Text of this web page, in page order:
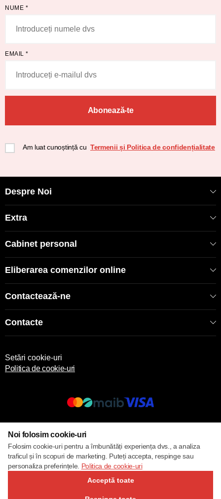
NUME *
EMAIL *
Abonează-te
Am luat cunoștință cu Termenii și Politica de confidențialitate
Despre Noi
Extra
Cabinet personal
Eliberarea comenzilor online
Contactează-ne
Contacte
Setări cookie-uri
Politica de cookie-uri
Noi folosim cookie-uri
Folosim cookie-uri pentru a îmbunătăți experiența dvs., a analiza
traficul și în scopuri de marketing. Puteți accepta, respinge sau
personaliza preferințele. Politica de cookie-uri
Acceptă toate